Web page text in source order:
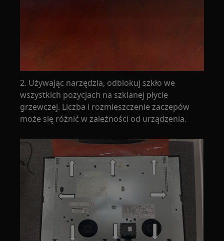
2. Używając narzędzia, odblokuj szkło we
wszystkich pozycjach na szklanej płycie
grzewczej. Liczba i rozmieszczenie zaczepów
może się różnić w zależności od urządzenia.